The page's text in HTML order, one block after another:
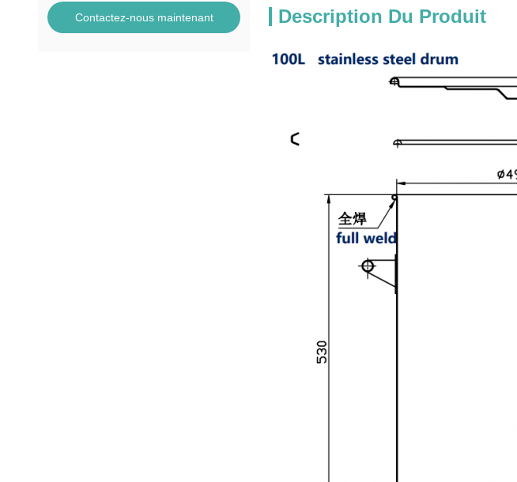
Contactez-nous maintenant Description Du Produit